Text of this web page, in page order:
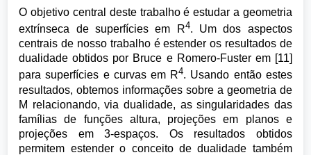
O objetivo central deste trabalho é estudar a geometria
extrínseca de superfícies em R4. Um dos aspectos
centrais de nosso trabalho é estender os resultados de
dualidade obtidos por Bruce e Romero-Fuster em [11]
para superfícies e curvas em R4. Usando então estes
resultados, obtemos informações sobre a geometria de
M relacionando, via dualidade, as singularidades das
famílias de funções altura, projeções em planos e
projeções em 3-espaços. Os resultados obtidos
permitem estender o conceito de dualidade também